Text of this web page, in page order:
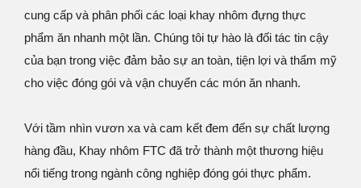
cung cấp và phân phối các loại khay nhôm đựng thực
phẩm ăn nhanh một lần. Chúng tôi tự hào là đối tác tin cậy
của bạn trong việc đảm bảo sự an toàn, tiện lợi và thẩm mỹ
cho việc đóng gói và vận chuyển các món ăn nhanh.
Với tầm nhìn vươn xa và cam kết đem đến sự chất lượng
hàng đầu, Khay nhôm FTC đã trở thành một thương hiệu
nổi tiếng trong ngành công nghiệp đóng gói thực phẩm.